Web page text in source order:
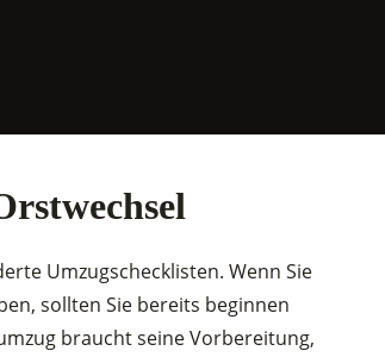
Umzugschecklisten. Wenn Sie
sollten Sie bereits beginnen
braucht seine Vorbereitung,